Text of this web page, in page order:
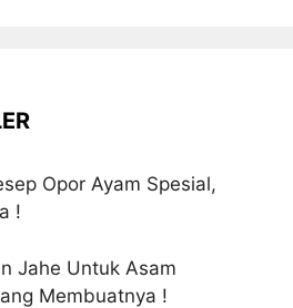
Opor Ayam Spesial,
!
Jahe Untuk Asam
Membuatnya !